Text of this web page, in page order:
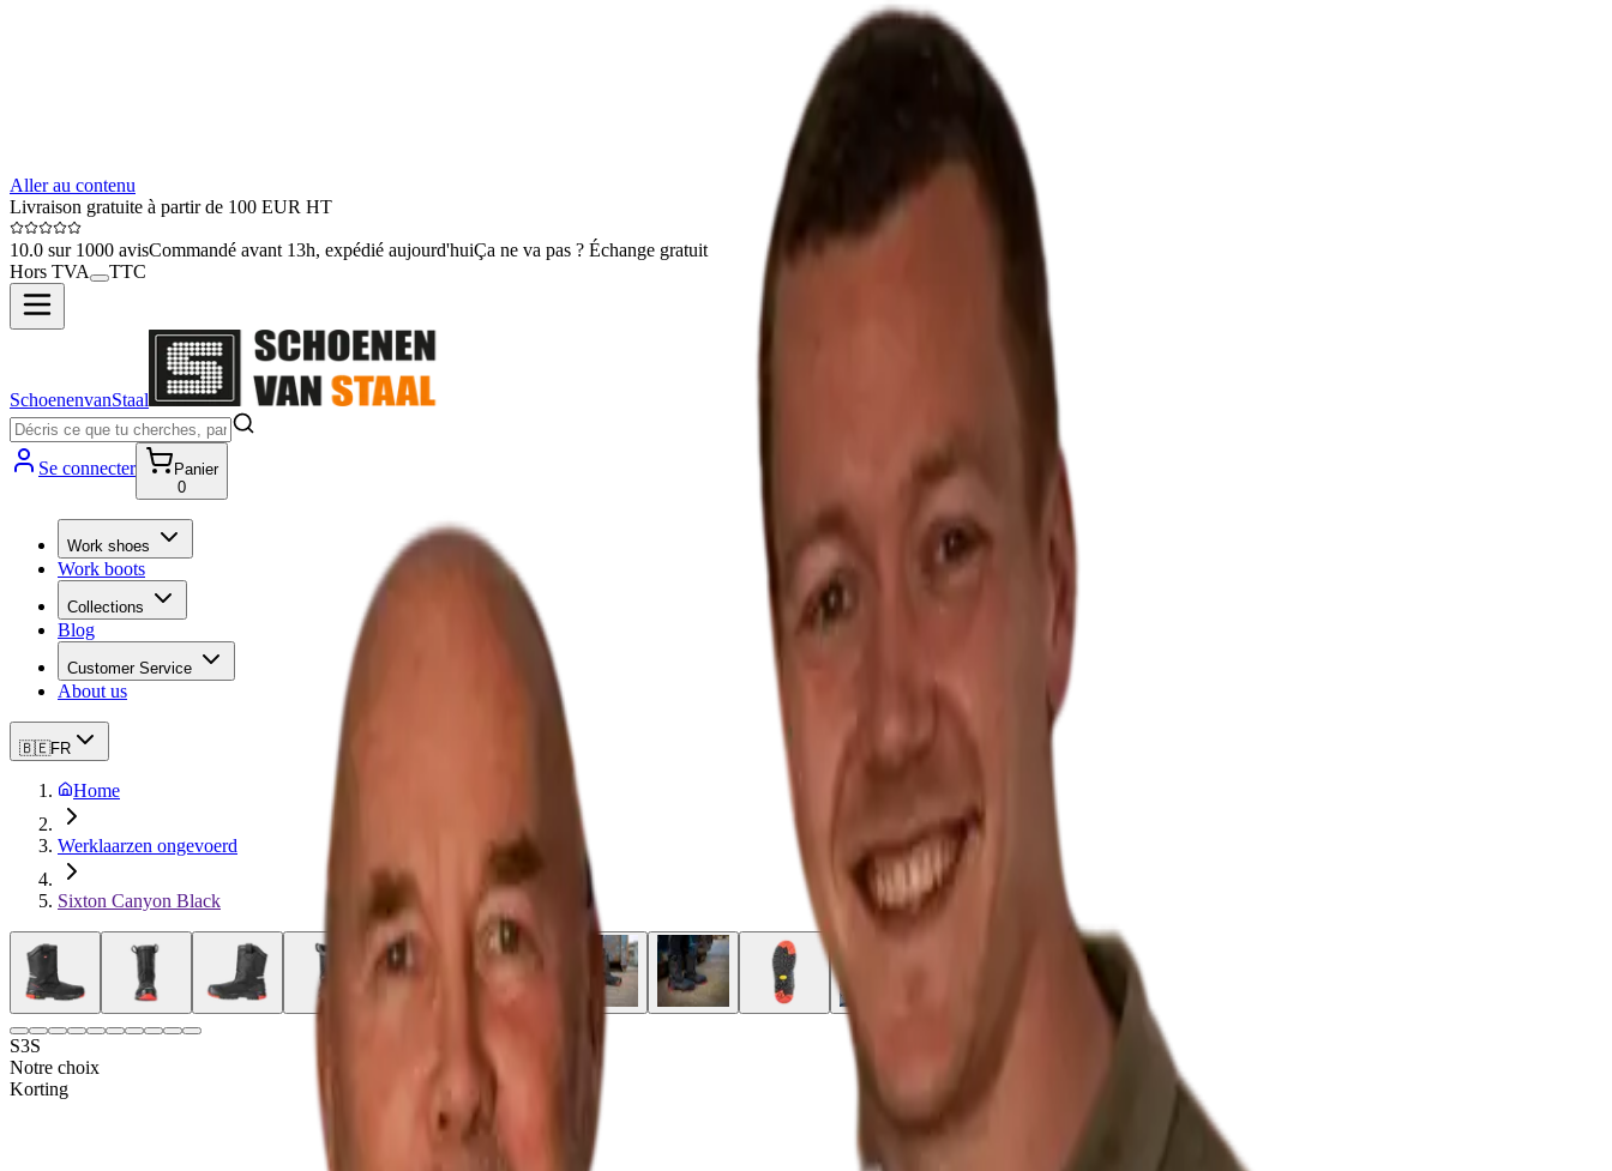
Aller au contenu
Livraison gratuite à partir de 100 EUR HT
10.0 sur 1000 avisCommandé avant 13h, expédié aujourd'huiÇa ne va pas ? Échange gratuit
Hors TVA
TTC
SchoenenvanStaal
Se connecter
Panier
0
Work shoes
Work boots
Collections
Blog
Customer Service
About us
🇧🇪FR
Home
Werklaarzen ongevoerd
Sixton Canyon Black
S3S
Notre choix
Korting